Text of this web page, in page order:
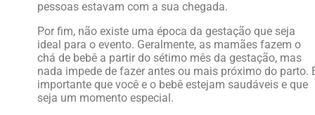
pessoas estavam com a sua chegada.
Por fim, não existe uma época da gestação que seja
ideal para o evento. Geralmente, as mamães fazem o
chá de bebê a partir do sétimo mês da gestação, mas
nada impede de fazer antes ou mais próximo do parto.
importante que você e o bebê estejam saudáveis e que
seja um momento especial.